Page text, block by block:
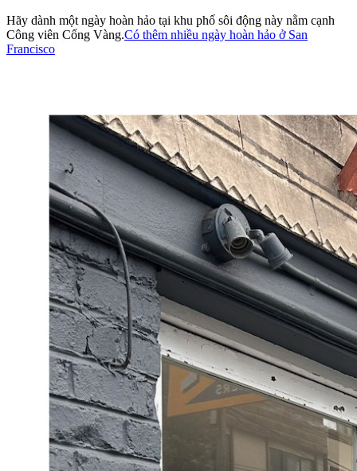
Hãy dành một ngày hoàn hảo tại khu phố sôi động này nằm cạnh
Công viên Cổng Vàng.Có thêm nhiều ngày hoàn hảo ở San
Francisco